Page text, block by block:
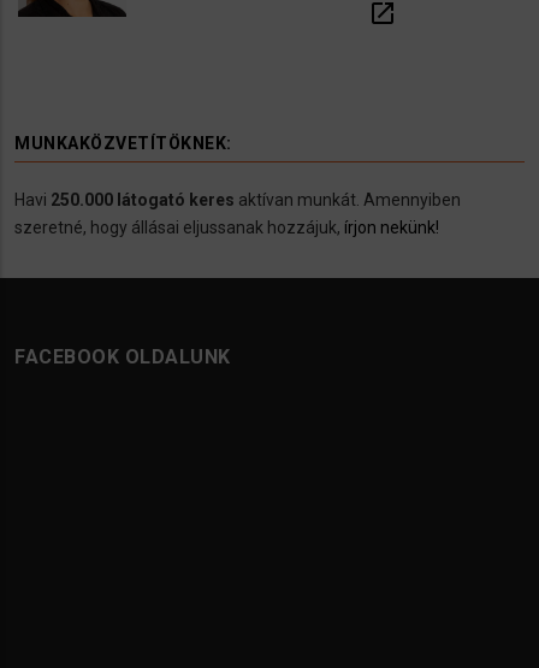
open_in_new
MUNKAKÖZVETÍTÖKNEK:
Havi 250.000 látogató keres aktívan munkát. Amennyiben
szeretné, hogy állásai eljussanak hozzájuk, írjon nekünk!
FACEBOOK OLDALUNK